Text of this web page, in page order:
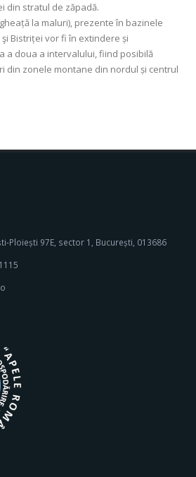
din stratul de zăpadă.
la maluri), prezente în bazinele
Bistriței vor fi în extindere și
a doua a intervalului, fiind posibilă
din zonele montane din nordul și centrul
Ploiești 97E, sector 1, București, 013686